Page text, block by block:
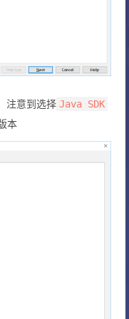
注意到选择 Java SDK
本